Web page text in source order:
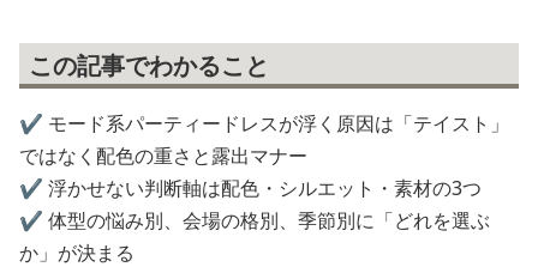
この記事でわかること
✔️ モード系パーティードレスが浮く原因は「テイスト」
ではなく配色の重さと露出マナー
✔️ 浮かせない判断軸は配色・シルエット・素材の3つ
✔️ 体型の悩み別、会場の格別、季節別に「どれを選ぶ
か」が決まる